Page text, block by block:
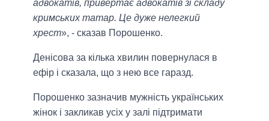
адвокатів, привертає адвокатів зі складу
кримських татар. Це дуже нелегкий
хрест», - сказав Порошенко.
Денісова за кілька хвилин повернулася в
ефір і сказала, що з нею все гаразд.
Порошенко зазначив мужність українських
жінок і закликав усіх у залі підтримати